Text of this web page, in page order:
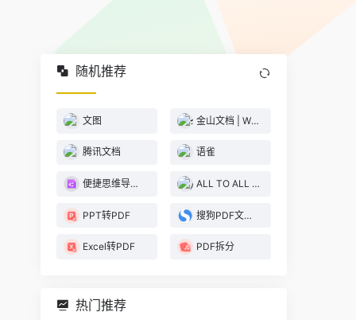
随机推荐
文图 金山文档 | WPS云文档
腾讯文档 语雀
便捷思维导图生成 ALL TO ALL 在线格式转换
PPT转PDF 搜狗PDF文件搜索
Excel转PDF PDF拆分
热门推荐